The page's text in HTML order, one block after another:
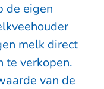
de eigen
melk direct
te verkopen.
van de